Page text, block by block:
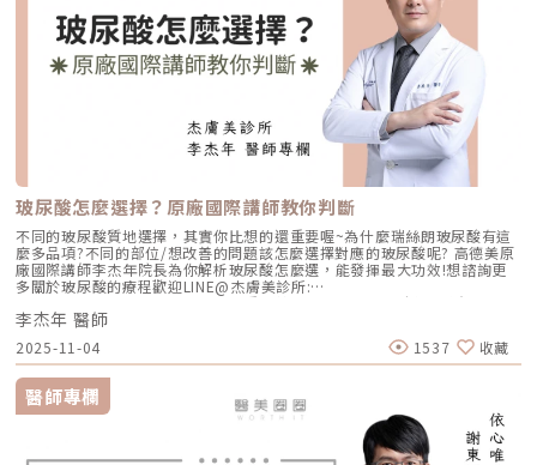
玻尿酸怎麼選擇？原廠國際講師教你判斷
不同的玻尿酸質地選擇，其實你比想的還重要喔~為什麼瑞絲朗玻尿酸有這
麼多品項?不同的部位/想改善的問題該怎麼選擇對應的玻尿酸呢? 高德美原
廠國際講師李杰年院長為你解析玻尿酸怎麼選，能發揮最大功效!想諮詢更
多關於玻尿酸的療程歡迎LINE@杰膚美診所:
https://page.line.me/xhc2941b重點摘要：00:11 玻尿酸作用介紹00:47
玻尿酸分為三大類型02:09 迷思一、玻尿酸打哪裡都可以？02:36 迷思二、
打完下巴蘋果肌看起來怪怪的？03:30 迷思三、臉部鬆弛只能做拉皮嗎？
05:00 總結LINE官方帳號一對一咨詢👉https://reurl.cc/x3EQZN歡迎訂閱
我的頻道👉https://reurl.cc/nY51k8關注杰膚美診所FB👉
https://reurl.cc/XQljva杰膚美診所官網👉https://jfmskin.com/關注李杰
年醫師FB👉https://reurl.cc/Mzk0nm杰膚美診所地址：104台北市中山區
復興北路50號2樓電話：02-8772-6625
李杰年 醫師
2025-11-04 1537 收藏
醫師專欄